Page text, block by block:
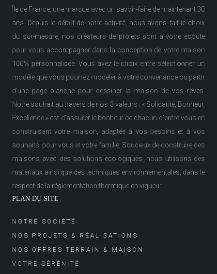
Île de France, une marque avec un savoir-faire de maintenant 30
ans. Depuis le début de notre activité, nous avons fait le choix
du sur-mesure, nos créateurs de projets sont à votre écoute
pour vous accompagner dans la conception de votre maison
100% personnalisée. Vous avez le choix entre sélectionner un
modèle que vous pourrez modeler à votre convenance ou partir
d’une page blanche pour dessiner la maison de vos rêves.
Notre souhait au travers de nos 3 valeurs : « Solidarité, Bonheur,
Excellence » est d’assurer le bonheur de chacun d’entre vous en
construisant votre maison, adaptée à vos besoins et à vos
souhaits, pour vous et votre famille. Soucieux de construire des
maisons avec des solutions écologiques, nous utilisons des
matériaux ainsi que des techniques environnementales, dans le
respect de la réglementation thermique en vigueur.
PLAN DU SITE
NOTRE SOCIÉTÉ
NOS PROJETS & RÉALISATIONS
NOS OFFRES TERRAIN & MAISON
VOTRE SÉRÉNITÉ